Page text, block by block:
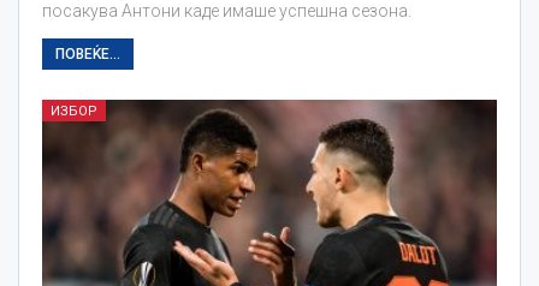
посакува Антони каде имаше успешна сезона.
ПОВЕЌЕ...
ИЗБОР